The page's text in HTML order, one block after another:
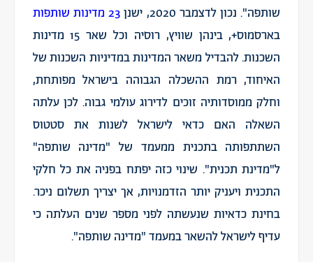
שותפה". נכון לדצמבר 2020, ישנן
23 מדינות שותפות
בארסמוס+, בינהן שוויץ, רוסיה וכל שאר 15 מדינות
השכנות. להבדיל משאר המדינות במדיניות השכנות של
האיחוד, רמת ההשכלה הגבוהה בישראל מפותחת,
וחלק ממוסדותיה זוכים לדירוג עולמי גבוה. לכן עלתה
השאלה האם כדאי לישראל לשנות את סטטוס
השתתפותה בתכנית ממעמד של "מדינה שותפה"
ל"מדינת תכנית". שינוי כזה יפתח בפניה את כל חלקי
התכנית ויעניק יותר הזדמנויות, אך יצריך תשלום ניכר.
בחינת כדאיות שנעשתה לפני מספר שנים העלתה כי
עדיף לישראל להשאר במעמד "מדינה שותפה".